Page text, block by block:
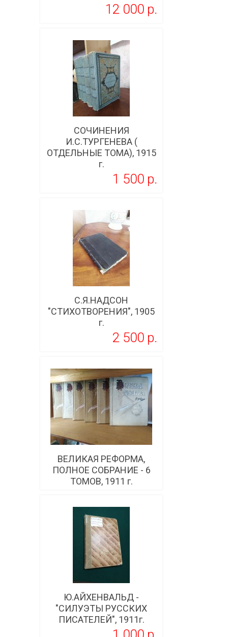
12 000 p.
СОЧИНЕНИЯ
И.С.ТУРГЕНЕВА (
ОТДЕЛЬНЫЕ ТОМА), 1915
г.
1 500 p.
С.Я.НАДСОН
"СТИХОТВОРЕНИЯ", 1905
г.
2 500 p.
ВЕЛИКАЯ РЕФОРМА,
ПОЛНОЕ СОБРАНИЕ - 6
ТОМОВ, 1911 г.
Ю.АЙХЕНВАЛЬД -
"СИЛУЭТЫ РУССКИХ
ПИСАТЕЛЕЙ", 1911г.